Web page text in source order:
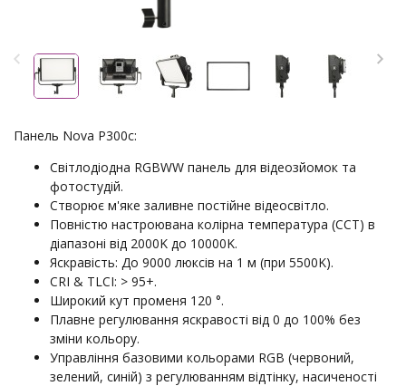
Панель Nova P300c:
Світлодіодна RGBWW панель для відеозйомок та
фотостудій.
Створює м'яке заливне постійне відеосвітло.
Повністю настроювана колірна температура (CCT) в
діапазоні від 2000K до 10000K.
Яскравість: До 9000 люксів на 1 м (при 5500K).
CRI & TLCI: > 95+.
Широкий кут променя 120 °.
Плавне регулювання яскравості від 0 до 100% без
зміни кольору.
Управління базовими кольорами RGB (червоний,
зелений, синій) з регулюванням відтінку, насиченості